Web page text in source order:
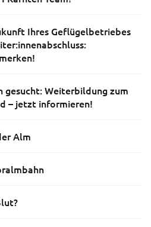
Ihres Geflügelbetriebes
gesucht: Weiterbildung zum
– jetzt informieren!
Alm